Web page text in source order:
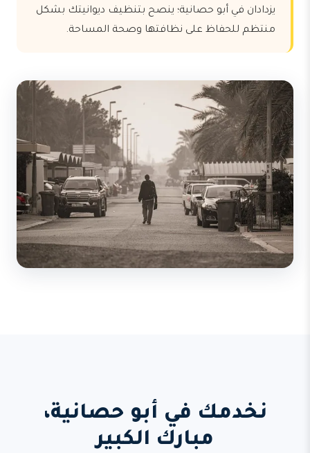
يزدادان في أبو حصانية؛ ينصح بتنظيف ديوانيتك بشكل
منتظم للحفاظ على نظافتها وصحة المساحة.
نخدمك في أبو حصانية،
مبارك الكبير